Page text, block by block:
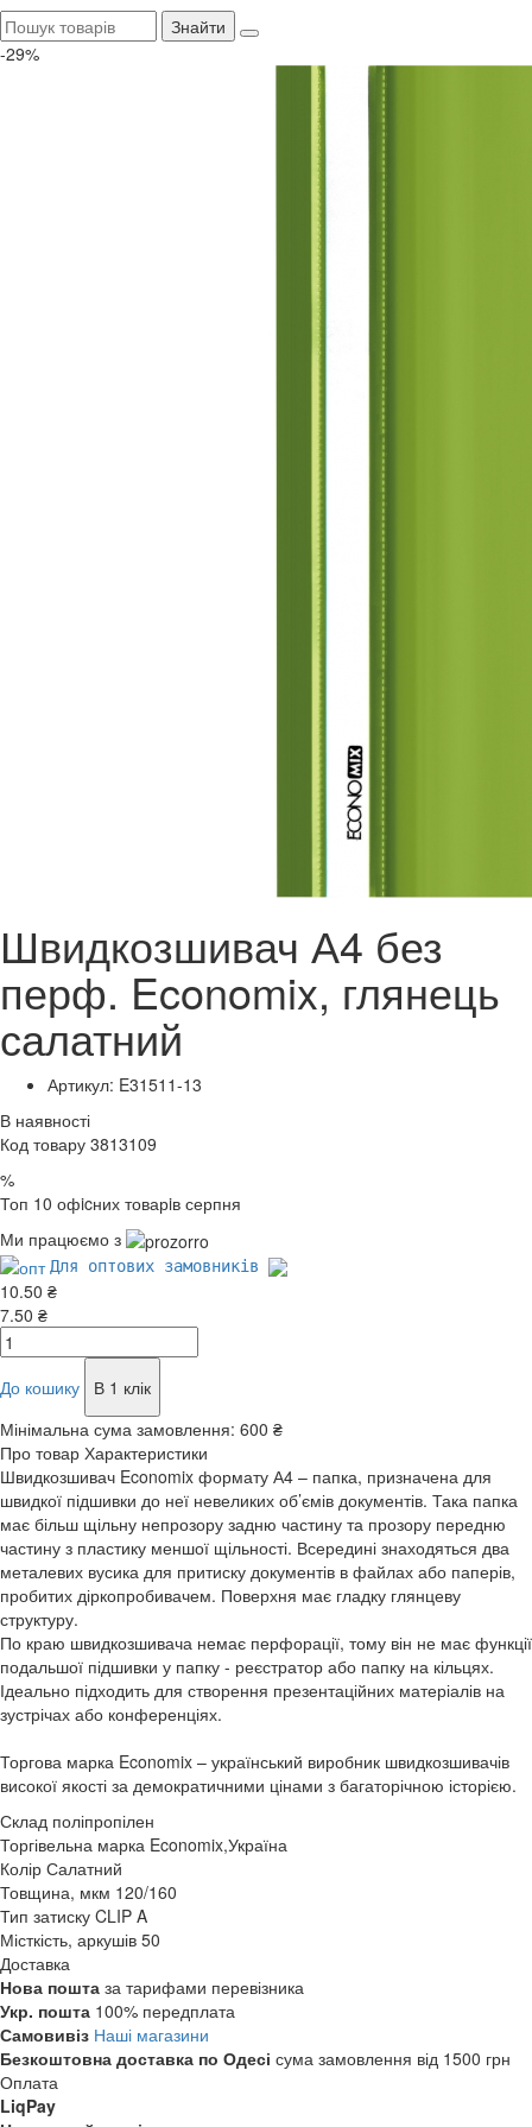
Знайти
-29%
Швидкозшивач А4 без
перф. Economix, глянець
салатний
Артикул: E31511-13
В наявності
Код товару 3813109
%
Топ 10 офicних товарiв серпня
Ми працюємо з
Для оптових замовників
10.50 ₴
7.50 ₴
До кошику
В 1 клік
Мінімальна сума замовлення: 600 ₴
Про товар Характеристики
Швидкозшивач Economix формату А4 – папка, призначена для
швидкої підшивки до неї невеликих об’ємів документів. Така папка
має більш щільну непрозору задню частину та прозору передню
частину з пластику меншої щільності. Всередині знаходяться два
металевих вусика для притиску документів в файлах або паперів,
пробитих діркопробивачем. Поверхня має гладку глянцеву
структуру.
По краю швидкозшивача немає перфорації, тому він не має функції
подальшої підшивки у папку - реєстратор або папку на кільцях.
Ідеально підходить для створення презентаційних матеріалів на
зустрічах або конференціях.
Торгова марка Economix – український виробник швидкозшивачів
високої якості за демократичними цінами з багаторічною історією.
Склад поліпропілен
Торгівельна марка Economix,Україна
Колір Салатний
Товщина, мкм 120/160
Тип затиску CLIP A
Місткість, аркушів 50
Доставка
Нова пошта за тарифами перевізника
Укр. пошта 100% передплата
Самовивіз Наші магазини
Безкоштовна доставка по Одесі сума замовлення від 1500 грн
Оплата
LiqPay